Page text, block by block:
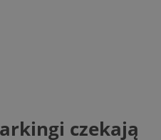
czekają